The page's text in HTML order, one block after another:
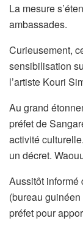
La mesure
ambassades.
Curieusement,
sensibilisation
l’artiste Kouri
Au grand
préfet de
activité
un décret.
Aussitôt informé
(bureau
préfet pour